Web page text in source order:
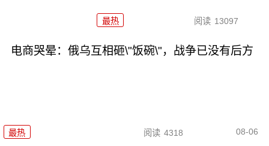
最热 阅读 13097
电商哭晕：俄乌互相砸\"饭碗\"，战争已没有后方
最热 阅读 4318 08-06